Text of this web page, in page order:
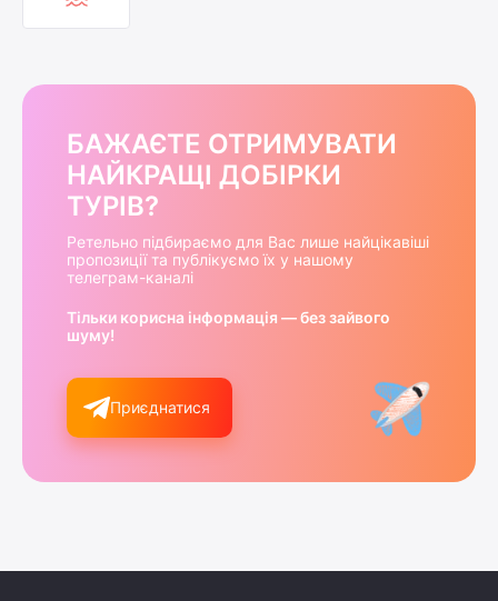
БАЖАЄТЕ ОТРИМУВАТИ
НАЙКРАЩІ ДОБІРКИ
ТУРІВ?
Ретельно підбираємо для Вас лише найцікавіші
пропозиції та публікуємо їх у нашому
телеграм-каналі
Тільки корисна інформація — без зайвого
шуму!
Приєднатися